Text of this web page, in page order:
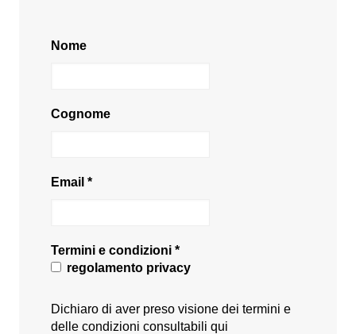
Nome
Cognome
Email *
Termini e condizioni *
regolamento privacy
Dichiaro di aver preso visione dei termini e
delle condizioni consultabili qui